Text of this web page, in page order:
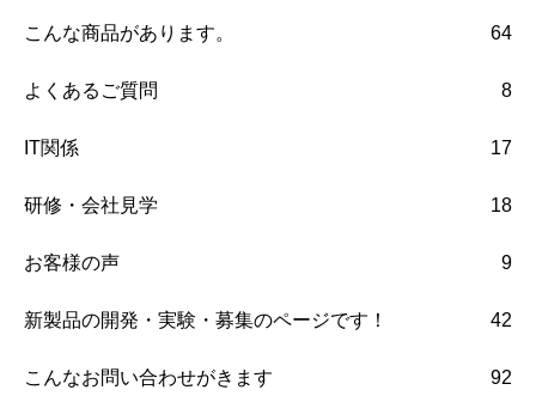
こんな商品があります。 64
よくあるご質問 8
IT関係 17
研修・会社見学 18
お客様の声 9
新製品の開発・実験・募集のページです！ 42
こんなお問い合わせがきます 92